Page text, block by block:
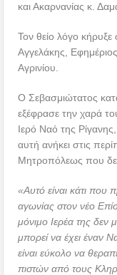
και Ακαρνανίας κ.
Τον θείο λόγο κήρυξε
Αγγελάκης,
Αγρινίου.
Ο Σεβασμιώτατος
εξέφρασε την χαρά
Ιερό Ναό της
αυτή ανήκει στις
Μητροπόλεως που
«Αυτό είναι κάτι που
αγωνίας στον νέο
μόνιμο Ιερέα της δεν
μπορεί να έχει έναν
είναι εύκολο να
πιστών από τους